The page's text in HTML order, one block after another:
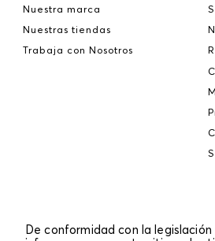
Nuestra marca
Nuestras tiendas
Trabaja con Nosotros
De conformidad con la